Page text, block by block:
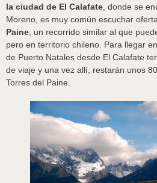
la ciudad de El Calafate , donde se
Moreno, es muy común escuchar
Paine , un recorrido similar al que
pero en territorio chileno. Para llegar
de Puerto Natales desde El Calafate
de viaje y una vez allí, restarán unos
Torres del Paine.